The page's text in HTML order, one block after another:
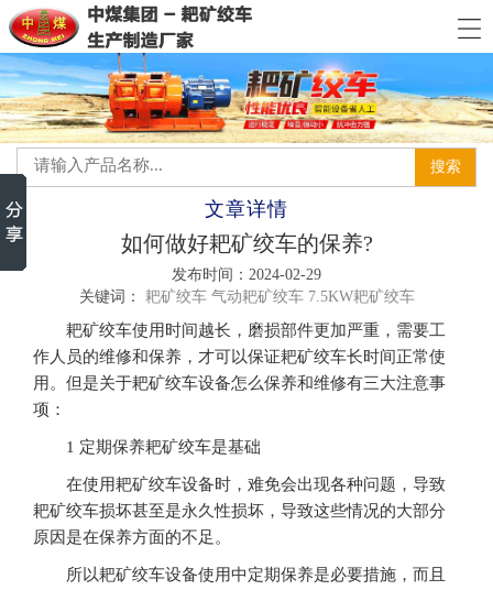
文章详情
如何做好耙矿绞车的保养?
发布时间：2024-02-29
关键词： 耙矿绞车 气动耙矿绞车 7.5KW耙矿绞车
耙矿绞车使用时间越长，磨损部件更加严重，需要工
作人员的维修和保养，才可以保证耙矿绞车长时间正常使
用。但是关于耙矿绞车设备怎么保养和维修有三大注意事
项：
1 定期保养耙矿绞车是基础
在使用耙矿绞车设备时，难免会出现各种问题，导致
耙矿绞车损坏甚至是永久性损坏，导致这些情况的大部分
原因是在保养方面的不足。
所以耙矿绞车设备使用中定期保养是必要措施，而且